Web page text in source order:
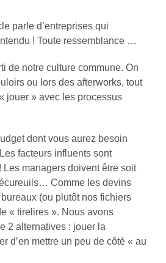
parle d’entreprises qui
! Toute ressemblance …
de notre culture commune. On
ou lors des afterworks, tout
jouer » avec les processus
dont vous aurez besoin
facteurs influents sont
Les managers doivent être soit
Comme les devins
(ou plutôt nos fichiers
« tirelires ». Nous avons
2 alternatives : jouer la
d’en mettre un peu de côté « au